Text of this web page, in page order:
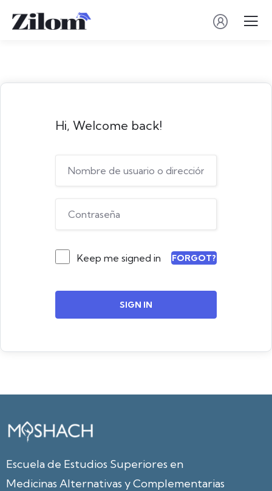
Hi, Welcome back!
Keep me signed in FORGOT?
SIGN IN
Escuela de Estudios Superiores en
Medicinas Alternativas y Complementarias